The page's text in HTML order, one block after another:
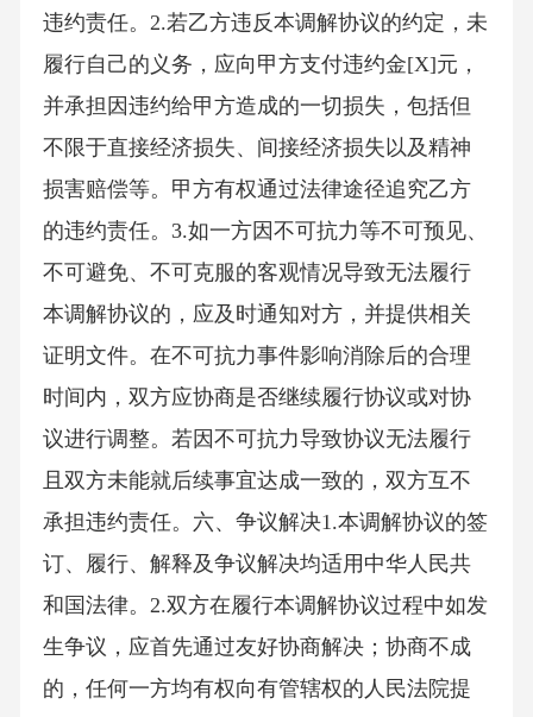
违约责任。2.若乙方违反本调解协议的约定，未
履行自己的义务，应向甲方支付违约金[X]元，
并承担因违约给甲方造成的一切损失，包括但
不限于直接经济损失、间接经济损失以及精神
损害赔偿等。甲方有权通过法律途径追究乙方
的违约责任。3.如一方因不可抗力等不可预见、
不可避免、不可克服的客观情况导致无法履行
本调解协议的，应及时通知对方，并提供相关
证明文件。在不可抗力事件影响消除后的合理
时间内，双方应协商是否继续履行协议或对协
议进行调整。若因不可抗力导致协议无法履行
且双方未能就后续事宜达成一致的，双方互不
承担违约责任。六、争议解决1.本调解协议的签
订、履行、解释及争议解决均适用中华人民共
和国法律。2.双方在履行本调解协议过程中如发
生争议，应首先通过友好协商解决；协商不成
的，任何一方均有权向有管辖权的人民法院提